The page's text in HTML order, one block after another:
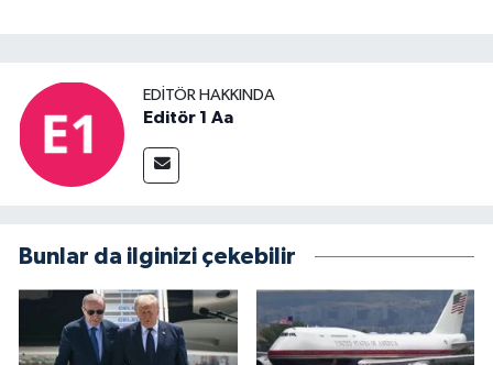
EDITÖR HAKKINDA
Editör 1 Aa
Bunlar da ilginizi çekebilir